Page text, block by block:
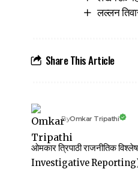
लल्लन
Share This Article
ByOmkar Tripathi
ओमकार त्रिपाठी राजनीतिक
Investigative Reporting) में